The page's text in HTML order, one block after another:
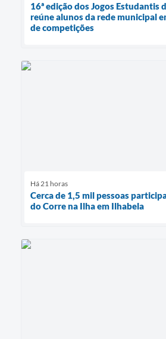
16ª edição dos Jogos Estudantis
reúne alunos da rede municipal
de competições
Há 21 horas
Cerca de 1,5 mil pessoas
do Corre na Ilha em Ilhabela